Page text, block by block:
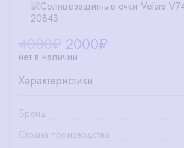
2000₽
нет в наличии
Характеристики
Бренд
Страна производства